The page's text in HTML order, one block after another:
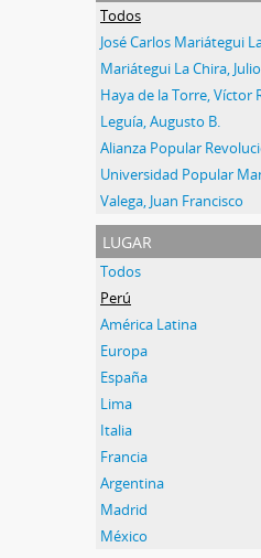
Todos
José Carlos Mariátegui
Mariátegui La Chira,
Haya de la Torre, Víctor
Leguía, Augusto B.
Valega, Juan Francisco
lugar
Todos
Perú
América Latina
Europa
España
Lima
Italia
Francia
Argentina
Madrid
México